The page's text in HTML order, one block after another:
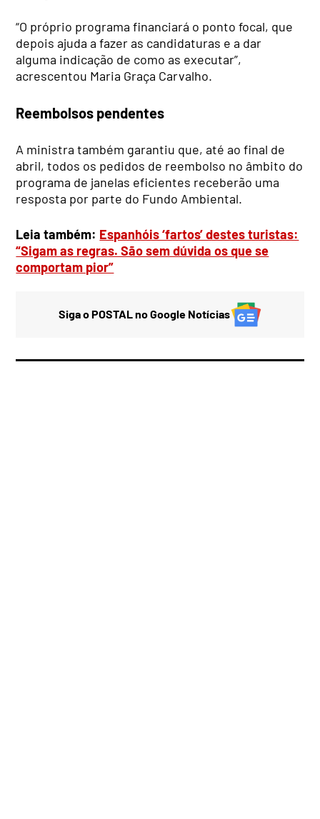
“O próprio programa financiará o ponto focal, que
depois ajuda a fazer as candidaturas e a dar
alguma indicação de como as executar”,
acrescentou Maria Graça Carvalho.
Reembolsos pendentes
A ministra também garantiu que, até ao final de
abril, todos os pedidos de reembolso no âmbito do
programa de janelas eficientes receberão uma
resposta por parte do Fundo Ambiental.
Leia também: Espanhóis ‘fartos’ destes turistas:
“Sigam as regras. São sem dúvida os que se
comportam pior”
Siga o POSTAL no Google Notícias